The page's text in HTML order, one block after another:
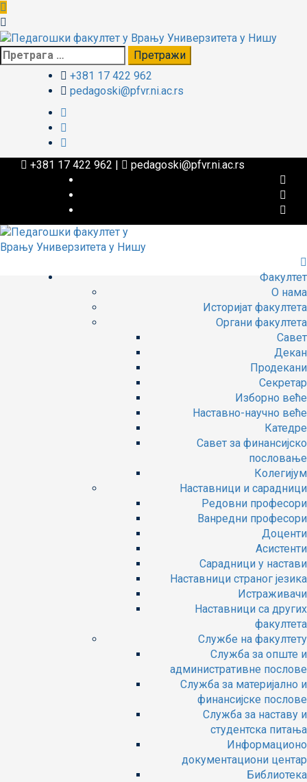
+381 17 422 962
pedagoski@pfvr.ni.ac.rs
+381 17 422 962 | pedagoski@pfvr.ni.ac.rs
Факултет
О нама
Историјат факултета
Органи факултета
Савет
Декан
Продекани
Секретар
Изборно веће
Наставно-научно веће
Катедре
Савет за финансијско
пословање
Колегијум
Наставници и сарадници
Редовни професори
Ванредни професори
Доценти
Асистенти
Сарадници у настави
Наставници страног језика
Истраживачи
Наставници са других
факултета
Службе на факултету
Служба за опште и
административне послове
Служба за материјално и
финансијске послове
Служба за наставу и
студентска питања
Информационо
документациони центар
Библиотека